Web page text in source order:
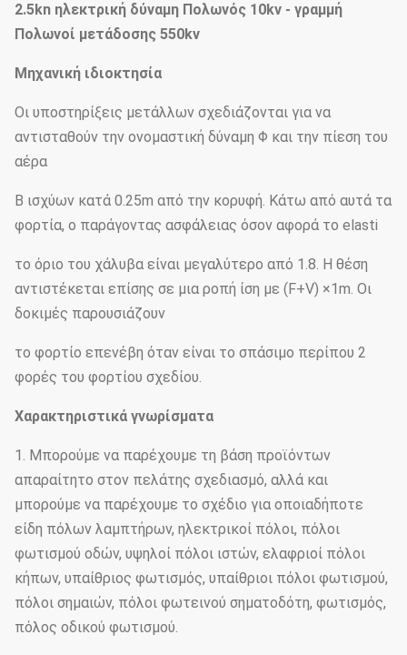
2.5kn ηλεκτρική δύναμη Πολωνός 10kv - γραμμή
Πολωνοί μετάδοσης 550kv
Μηχανική ιδιοκτησία
Οι υποστηρίξεις μετάλλων σχεδιάζονται για να
αντισταθούν την ονομαστική δύναμη Φ και την πίεση του
αέρα
Β ισχύων κατά 0.25m από την κορυφή. Κάτω από αυτά τα
φορτία, ο παράγοντας ασφάλειας όσον αφορά το elasti
το όριο του χάλυβα είναι μεγαλύτερο από 1.8. Η θέση
αντιστέκεται επίσης σε μια ροπή ίση με (F+V) ×1m. Οι
δοκιμές παρουσιάζουν
το φορτίο επενέβη όταν είναι το σπάσιμο περίπου 2
φορές του φορτίου σχεδίου.
Χαρακτηριστικά γνωρίσματα
1. Μπορούμε να παρέχουμε τη βάση προϊόντων
απαραίτητο στον πελάτης σχεδιασμό, αλλά και
μπορούμε να παρέχουμε το σχέδιο για οποιαδήποτε
είδη πόλων λαμπτήρων, ηλεκτρικοί πόλοι, πόλοι
φωτισμού οδών, υψηλοί πόλοι ιστών, ελαφριοί πόλοι
κήπων, υπαίθριος φωτισμός, υπαίθριοι πόλοι φωτισμού,
πόλοι σημαιών, πόλοι φωτεινού σηματοδότη, φωτισμός,
πόλος οδικού φωτισμού.